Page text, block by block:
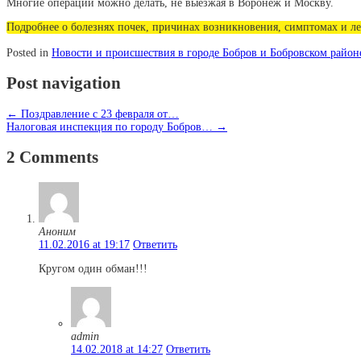
Многие операции можно делать, не выезжая в Воронеж и Москву.
Подробнее о болезнях почек, причинах возникновения, симптомах и
Posted in Новости и происшествия в городе Бобров и Бобровском
Post navigation
← Поздравление с 23 февраля от…
Налоговая инспекция по городу Бобров…
→
2 Comments
Аноним
11.02.2016 at 19:17 Ответить
Кругом один обман!!!
admin
14.02.2018 at 14:27 Ответить